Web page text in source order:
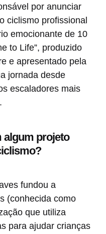
por anunciar
ciclismo profissional
emocionante de 10
to Life”, produzido
e apresentado pela
jornada desde
escaladores mais
algum projeto
fundou a
(conhecida como
que utiliza
para ajudar crianças